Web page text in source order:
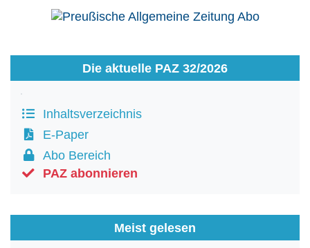
Die aktuelle PAZ 32/2026
Inhaltsverzeichnis
E-Paper
Abo Bereich
PAZ abonnieren
Meist gelesen